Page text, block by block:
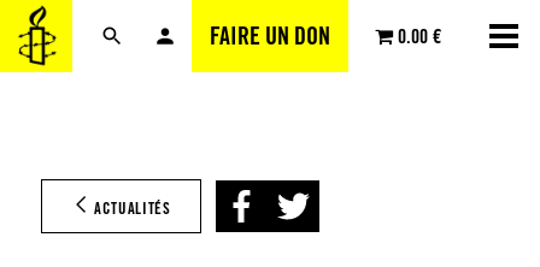
FAIRE UN DON 0.00 €
Aller
au
contenu
ACTUALITÉS